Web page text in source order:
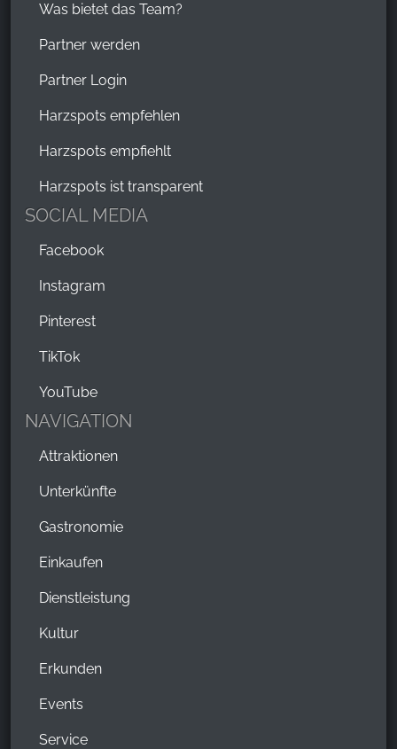
Was bietet das Team?
Partner werden
Partner Login
Harzspots empfehlen
Harzspots empfiehlt
Harzspots ist transparent
SOCIAL MEDIA
Facebook
Instagram
Pinterest
TikTok
YouTube
NAVIGATION
Attraktionen
Unterkünfte
Gastronomie
Einkaufen
Dienstleistung
Kultur
Erkunden
Events
Service